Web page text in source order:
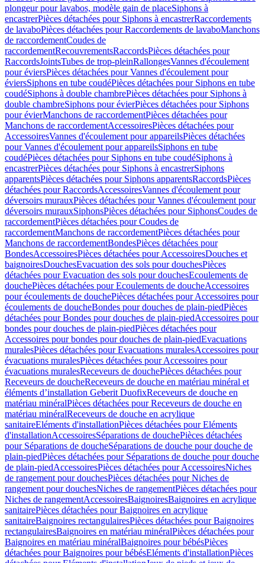
plongeur pour lavabos, modèle gain de placeSiphons à
encastrerPièces détachées pour Siphons à encastrerRaccordements
de lavaboPièces détachées pour Raccordements de lavaboManchons
de raccordementCoudes de
raccordementRecouvrementsRaccordsPièces détachées pour
RaccordsJointsTubes de trop-pleinRallongesVannes d'écoulement
pour éviersPièces détachées pour Vannes d'écoulement pour
éviersSiphons en tube coudéPièces détachées pour Siphons en tube
coudéSiphons à double chambrePièces détachées pour Siphons à
double chambreSiphons pour évierPièces détachées pour Siphons
pour évierManchons de raccordementPièces détachées pour
Manchons de raccordementAccessoiresPièces détachées pour
AccessoiresVannes d'écoulement pour appareilsPièces détachées
pour Vannes d'écoulement pour appareilsSiphons en tube
coudéPièces détachées pour Siphons en tube coudéSiphons à
encastrerPièces détachées pour Siphons à encastrerSiphons
apparentsPièces détachées pour Siphons apparentsRaccordsPièces
détachées pour RaccordsAccessoiresVannes d'écoulement pour
déversoirs murauxPièces détachées pour Vannes d'écoulement pour
déversoirs murauxSiphonsPièces détachées pour SiphonsCoudes de
raccordementPièces détachées pour Coudes de
raccordementManchons de raccordementPièces détachées pour
Manchons de raccordementBondesPièces détachées pour
BondesAccessoiresPièces détachées pour AccessoiresDouches et
baignoiresDouchesEvacuation des sols pour douchesPièces
détachées pour Evacuation des sols pour douchesEcoulements de
douchePièces détachées pour Ecoulements de doucheAccessoires
pour écoulements de douchePièces détachées pour Accessoires pour
écoulements de doucheBondes pour douches de plain-piedPièces
détachées pour Bondes pour douches de plain-piedAccessoires pour
bondes pour douches de plain-piedPièces détachées pour
Accessoires pour bondes pour douches de plain-piedEvacuations
muralesPièces détachées pour Evacuations muralesAccessoires pour
évacuations muralesPièces détachées pour Accessoires pour
évacuations muralesReceveurs de douchePièces détachées pour
Receveurs de doucheReceveurs de douche en matériau minéral et
éléments d’installation Geberit DuofixReceveurs de douche en
matériau minéralPièces détachées pour Receveurs de douche en
matériau minéralReceveurs de douche en acrylique
sanitaireEléments d'installationPièces détachées pour Eléments
d'installationAccessoiresSéparations de douchePièces détachées
pour Séparations de doucheSéparations de douche pour douche de
plain-piedPièces détachées pour Séparations de douche pour douche
de plain-piedAccessoiresPièces détachées pour AccessoiresNiches
de rangement pour douchesPièces détachées pour Niches de
rangement pour douchesNiches de rangementPièces détachées pour
Niches de rangementAccessoiresBaignoiresBaignoires en acrylique
sanitairePièces détachées pour Baignoires en acrylique
sanitaireBaignoires rectangulairesPièces détachées pour Baignoires
rectangulairesBaignoires en matériau minéralPièces détachées pour
Baignoires en matériau minéralBaignoires pour bébésPièces
détachées pour Baignoires pour bébésEléments d'installationPièces